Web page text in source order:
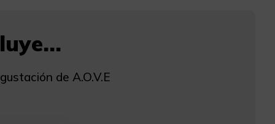
de A.O.V.E